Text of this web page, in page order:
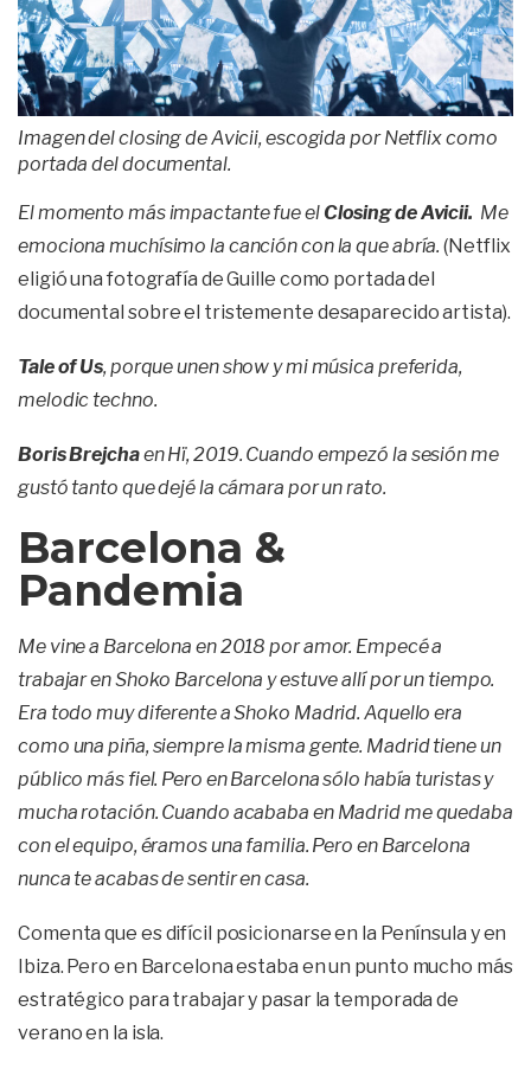
Imagen del closing de Avicii, escogida por Netflix como
portada del documental.
El momento más impactante fue el Closing de Avicii. Me
emociona muchísimo la canción con la que abría. (Netflix
eligió una fotografía de Guille como portada del
documental sobre el tristemente desaparecido artista).
Tale of Us, porque unen show y mi música preferida,
melodic techno.
Boris Brejchaen Hï, 2019. Cuando empezó la sesión me
gustó tanto que dejé la cámara por un rato.
Barcelona &
Pandemia
Me vine a Barcelona en 2018 por amor. Empecé a
trabajar en Shoko Barcelona y estuve allí por un tiempo.
Era todo muy diferente a Shoko Madrid. Aquello era
como una piña, siempre la misma gente. Madrid tiene un
público más fiel. Pero en Barcelona sólo había turistas y
mucha rotación. Cuando acababa en Madrid me quedaba
con el equipo, éramos una familia. Pero en Barcelona
nunca te acabas de sentir en casa.
Comenta que es difícil posicionarse en la Península y en
Ibiza. Pero en Barcelona estaba en un punto mucho más
estratégico para trabajar y pasar la temporada de
verano en la isla.